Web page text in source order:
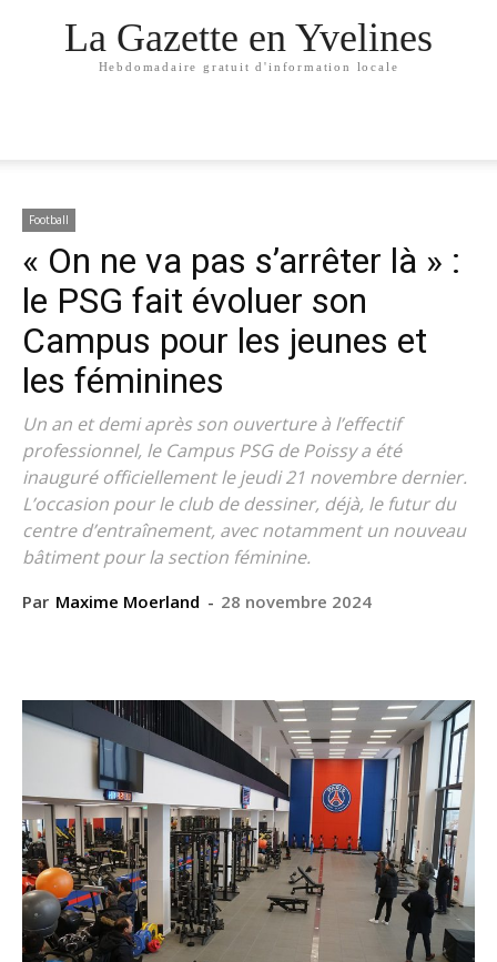
La Gazette en Yvelines
Hebdomadaire gratuit d'information locale
Football
« On ne va pas s’arrêter là » :
le PSG fait évoluer son
Campus pour les jeunes et
les féminines
Un an et demi après son ouverture à l’effectif
professionnel, le Campus PSG de Poissy a été
inauguré officiellement le jeudi 21 novembre dernier.
L’occasion pour le club de dessiner, déjà, le futur du
centre d’entraînement, avec notamment un nouveau
bâtiment pour la section féminine.
Par Maxime Moerland - 28 novembre 2024